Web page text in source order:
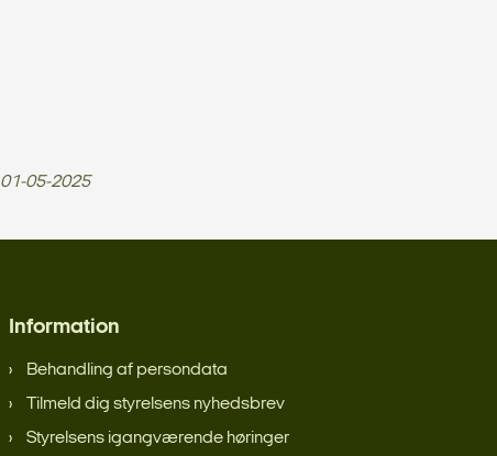
01-05-2025
Information
Behandling af persondata
Tilmeld dig styrelsens nyhedsbrev
Styrelsens igangværende høringer